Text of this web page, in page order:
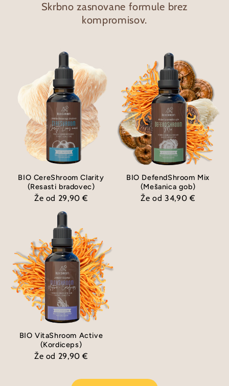
Skrbno zasnovane formule brez
kompromisov.
BIO CereShroom Clarity
(Resasti bradovec)
Že od 29,90 €
BIO DefendShroom Mix
(Mešanica gob)
Že od 34,90 €
BIO VitaShroom Active
(Kordiceps)
Že od 29,90 €